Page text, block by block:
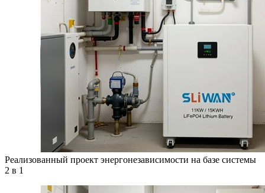
Реализованный проект энергонезависимости на базе системы
2 в 1